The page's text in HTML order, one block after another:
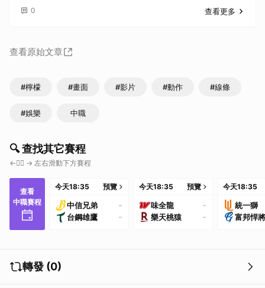
0 查看更多
查看原始文章
#檸檬 #畫面 #影片 #動作 #線條
#娛樂 中職
🔍 查找其它賽程
←👇🏼 → 左右滑動下方賽程
查看
中職賽程
今天18:35 預覽
中信兄弟 -
台鋼雄鷹 -
今天18:35 預覽
味全龍 -
樂天桃猿 -
今天18:35
統一獅
富邦悍將
轉發 (0)